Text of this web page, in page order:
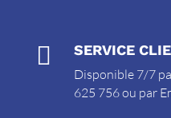
 SERVICE
Disponible 7/7
625 756 ou par